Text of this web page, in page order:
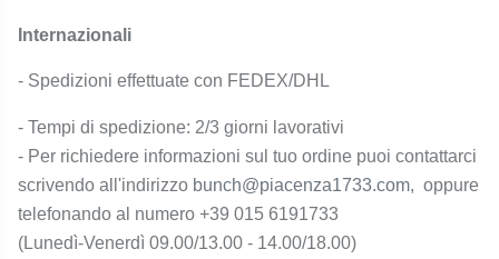
Internazionali
- Spedizioni effettuate con FEDEX/DHL
- Tempi di spedizione: 2/3 giorni lavorativi
- Per richiedere informazioni sul tuo ordine puoi contattarci
scrivendo all'indirizzo bunch@piacenza1733.com, oppure
telefonando al numero +39 015 6191733
(Lunedì-Venerdì 09.00/13.00 - 14.00/18.00)